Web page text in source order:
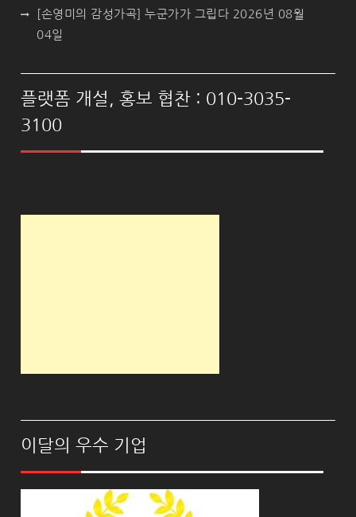
[손영미의 감성가곡] 누군가가 그립다 2026년 08월
04일
플랫폼 개설, 홍보 협찬 : 010-3035-
3100
이달의 우수 기업